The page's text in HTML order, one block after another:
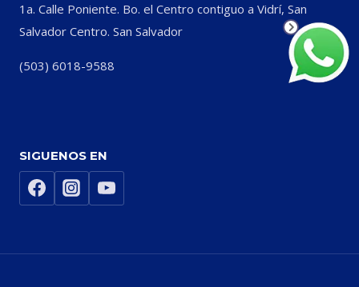
1a. Calle Poniente. Bo. el Centro contiguo a Vidrí, San
Salvador Centro. San Salvador
(503) 6018-9588
SIGUENOS EN